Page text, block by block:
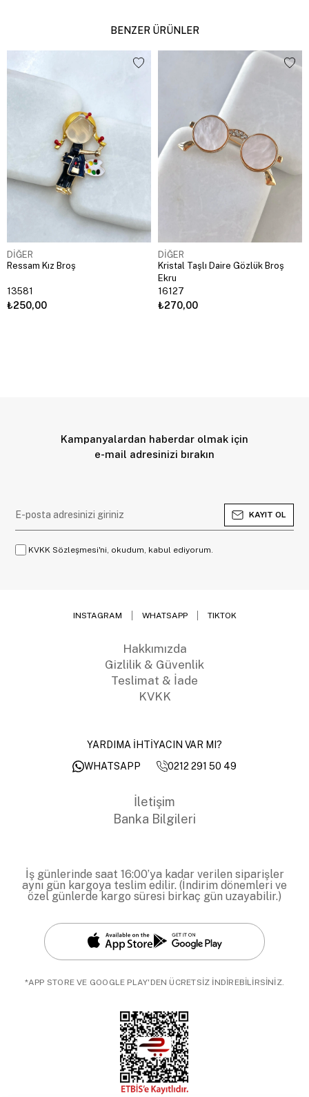
BENZER ÜRÜNLER
DİĞER
Ressam Kız Broş
13581
₺250,00
DİĞER
Kristal Taşlı Daire Gözlük Broş
Ekru
16127
₺270,00
Kampanyalardan haberdar olmak için
e-mail adresinizi bırakın
KAYIT OL
KVKK Sözleşmesi'ni, okudum, kabul ediyorum.
INSTAGRAM WHATSAPP TIKTOK
Hakkımızda
Gizlilik & Güvenlik
Teslimat & İade
KVKK
YARDIMA İHTİYACIN VAR MI?
WHATSAPP
0212 291 50 49
İletişim
Banka Bilgileri
İş günlerinde saat 16:00’ya kadar verilen siparişler
aynı gün kargoya teslim edilir. (İndirim dönemleri ve
özel günlerde kargo süresi birkaç gün uzayabilir.)
*APP STORE VE GOOGLE PLAY'DEN ÜCRETSİZ İNDİREBİLİRSİNİZ.